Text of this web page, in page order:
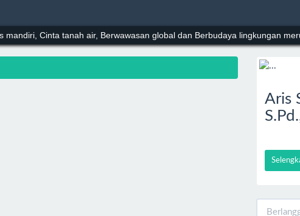
Cinta tanah air, Berwawasan global dan Berbudaya lingkungan
Aris